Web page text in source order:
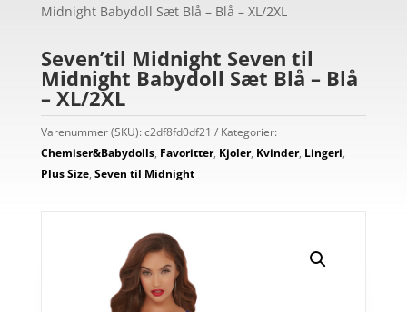
Midnight Babydoll Sæt Blå – Blå – XL/2XL
Seven’til Midnight Seven til
Midnight Babydoll Sæt Blå – Blå
– XL/2XL
Varenummer (SKU): c2df8fd0df21
Kategorier:
Chemiser&Babydolls, Favoritter, Kjoler, Kvinder, Lingeri,
Plus Size, Seven til Midnight